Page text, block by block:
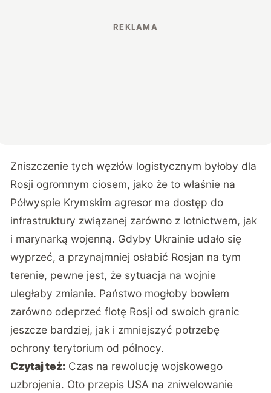
Zniszczenie tych węzłów logistycznym byłoby dla
Rosji ogromnym ciosem, jako że to właśnie na
Półwyspie Krymskim agresor ma dostęp do
infrastruktury związanej zarówno z lotnictwem, jak
i marynarką wojenną. Gdyby Ukrainie udało się
wyprzeć, a przynajmniej osłabić Rosjan na tym
terenie, pewne jest, że sytuacja na wojnie
uległaby zmianie. Państwo mogłoby bowiem
zarówno odeprzeć flotę Rosji od swoich granic
jeszcze bardziej, jak i zmniejszyć potrzebę
ochrony terytorium od północy.
Czytaj też: Czas na rewolucję wojskowego
uzbrojenia. Oto przepis USA na zniwelowanie